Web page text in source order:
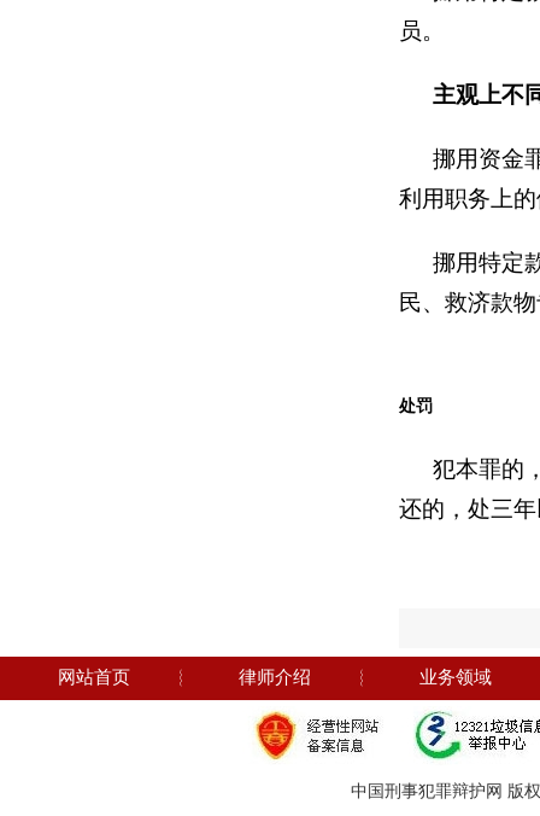
员。
主观上不
挪用资金
利用职务上
挪用特定
民、救济款
处罚
犯本罪的
还的，处三
网站首页 ︴ 律师介绍 ︴ 业务领域
中国刑事犯罪辩护网 版